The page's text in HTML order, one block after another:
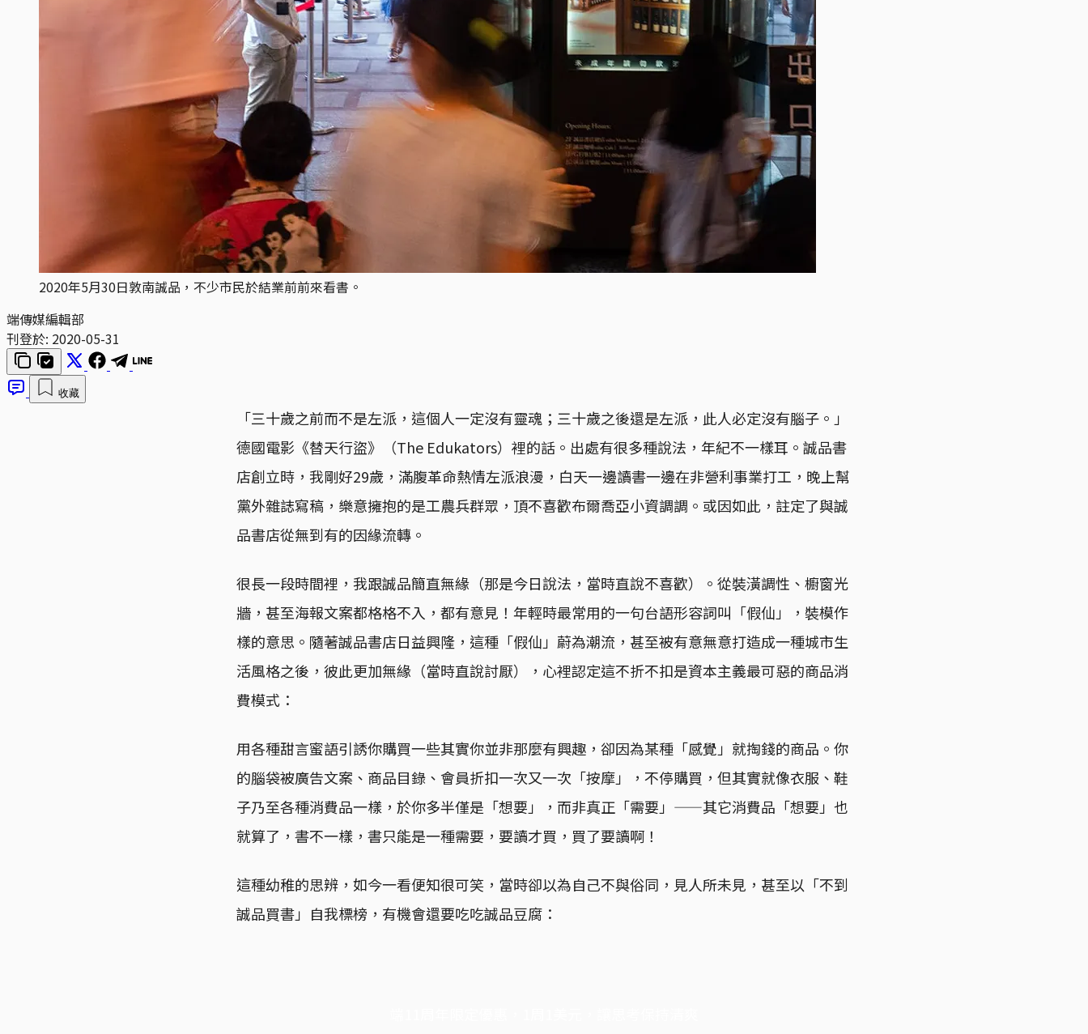
2020年5月30日敦南誠品，不少市民於結業前前來看書。
端傳媒編輯部
刊登於: 2020-05-31
收藏
「三十歲之前而不是左派，這個人一定沒有靈魂；三十歲之後還是左派，此人必定沒有腦子。」
德國電影《替天行盜》（The Edukators）裡的話。出處有很多種說法，年紀不一樣耳。誠品書
店創立時，我剛好29歲，滿腹革命熱情左派浪漫，白天一邊讀書一邊在非營利事業打工，晚上幫
黨外雜誌寫稿，樂意擁抱的是工農兵群眾，頂不喜歡布爾喬亞小資調調。或因如此，註定了與誠
品書店從無到有的因緣流轉。
很長一段時間裡，我跟誠品簡直無緣（那是今日說法，當時直說不喜歡）。從裝潢調性、櫥窗光
牆，甚至海報文案都格格不入，都有意見！年輕時最常用的一句台語形容詞叫「假仙」，裝模作
樣的意思。隨著誠品書店日益興隆，這種「假仙」蔚為潮流，甚至被有意無意打造成一種城市生
活風格之後，彼此更加無緣（當時直說討厭），心裡認定這不折不扣是資本主義最可惡的商品消
費模式：
用各種甜言蜜語引誘你購買一些其實你並非那麼有興趣，卻因為某種「感覺」就掏錢的商品。你
的腦袋被廣告文案、商品目錄、會員折扣一次又一次「按摩」，不停購買，但其實就像衣服、鞋
子乃至各種消費品一樣，於你多半僅是「想要」，而非真正「需要」——其它消費品「想要」也
就算了，書不一樣，書只能是一種需要，要讀才買，買了要讀啊！
這種幼稚的思辨，如今一看便知很可笑，當時卻以為自己不與俗同，見人所未見，甚至以「不到
誠品買書」自我標榜，有機會還要吃吃誠品豆腐：